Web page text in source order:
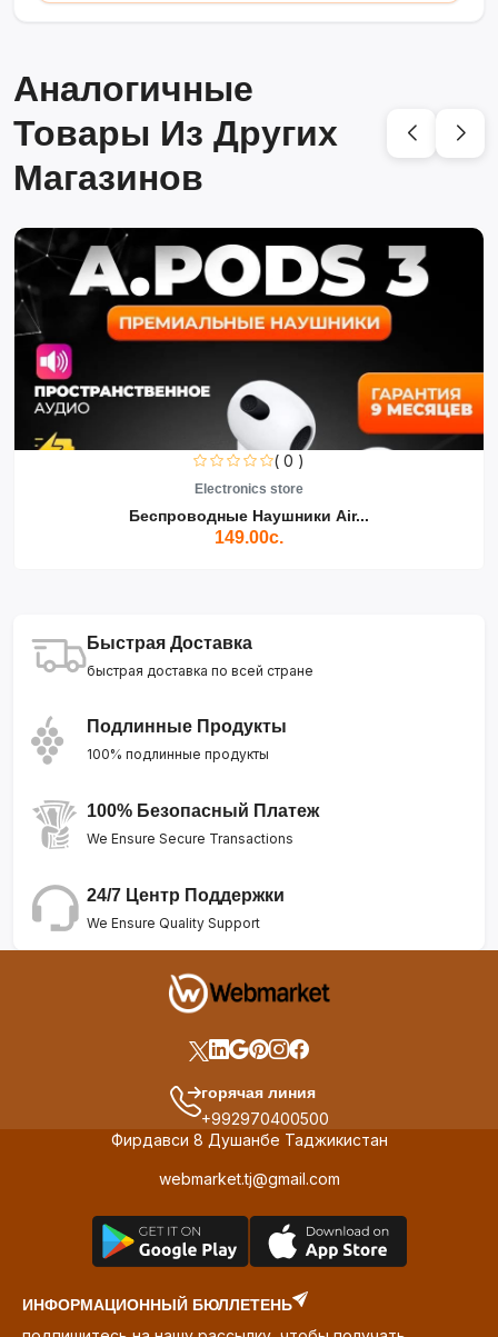
Аналогичные
Товары Из Других
Магазинов
( 0 )
Electronics store
Беспроводные Наушники Air...
149.00с.
Быстрая Доставка
быстрая доставка по всей стране
Подлинные Продукты
100% подлинные продукты
100% Безопасный Платеж
We Ensure Secure Transactions
24/7 Центр Поддержки
We Ensure Quality Support
горячая линия
+992970400500
Фирдавси 8 Душанбе Таджикистан
webmarket.tj@gmail.com
ИНФОРМАЦИОННЫЙ БЮЛЛЕТЕНЬ